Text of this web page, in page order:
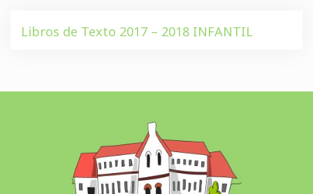
Libros de Texto 2017 – 2018 INFANTIL